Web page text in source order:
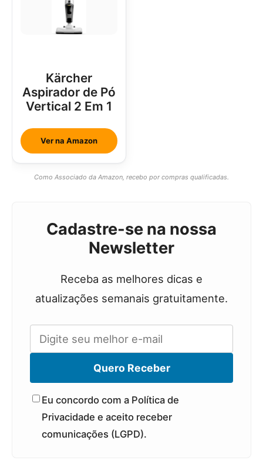
Kärcher
Aspirador de Pó
Vertical 2 Em 1
Ver na Amazon
Como Associado da Amazon, recebo por compras qualificadas.
Cadastre-se na nossa
Newsletter
Receba as melhores dicas e
atualizações semanais gratuitamente.
Quero Receber
Eu concordo com a Política de
Privacidade e aceito receber
comunicações (LGPD).